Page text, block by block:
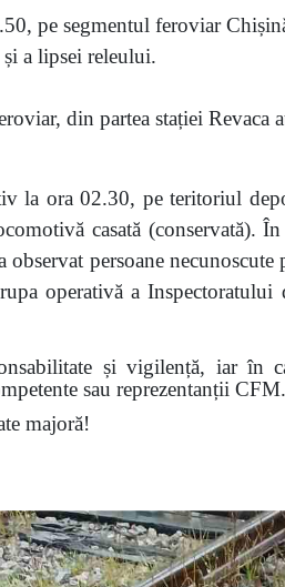
pe segmentul feroviar
a lipsei releului.
din partea stației Revaca
la ora 02.30, pe teritoriul
casată
persoane
operativă a
și vigilență, iar în
sau reprezentanții CFM.
majoră!